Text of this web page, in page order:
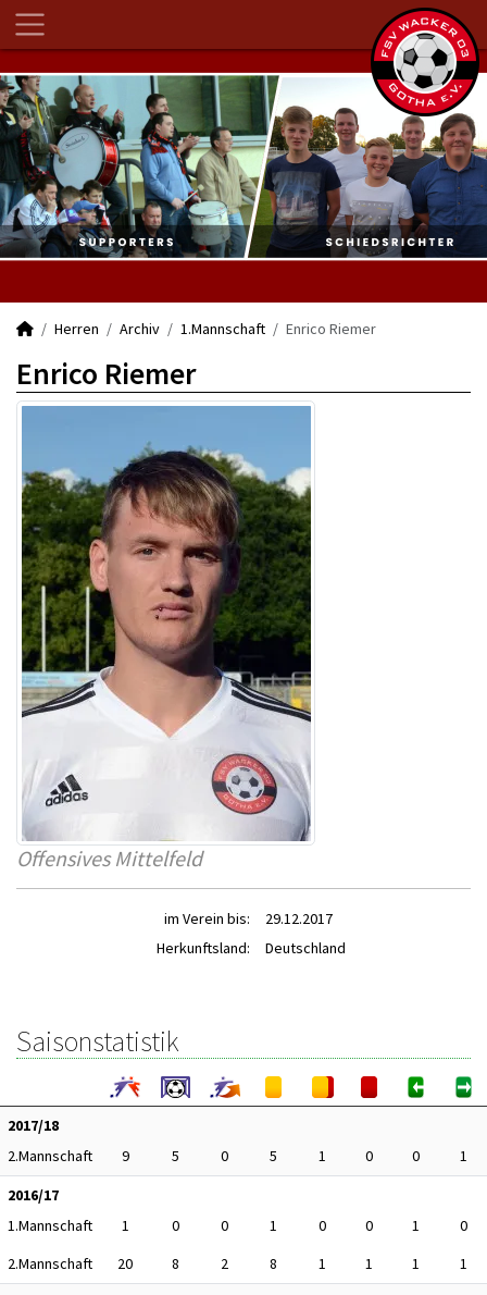
Herren Archiv 1.Mannschaft Enrico Riemer
Enrico Riemer
Offensives Mittelfeld
im Verein bis:
29.12.2017
Herkunftsland:
Deutschland
Saisonstatistik
2017/18
2.Mannschaft
9 5 0 5 1 0 0
1
2016/17
1.Mannschaft
1 0 0 1 0 0 1
0
2.Mannschaft
20 8 2 8 1 1 1
1